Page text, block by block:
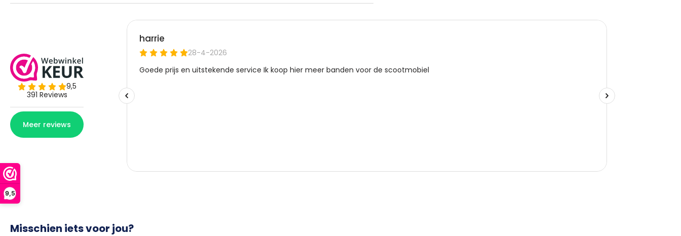
9,5
Misschien iets voor jou?